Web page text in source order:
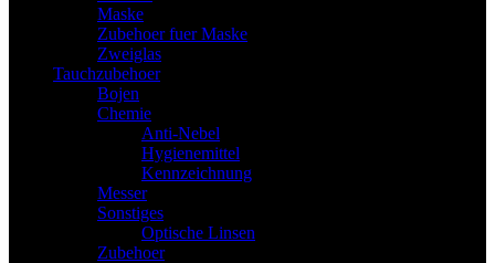
Maske
Zubehoer fuer Maske
Zweiglas
Tauchzubehoer
Bojen
Chemie
Anti-Nebel
Hygienemittel
Kennzeichnung
Messer
Sonstiges
Optische Linsen
Zubehoer